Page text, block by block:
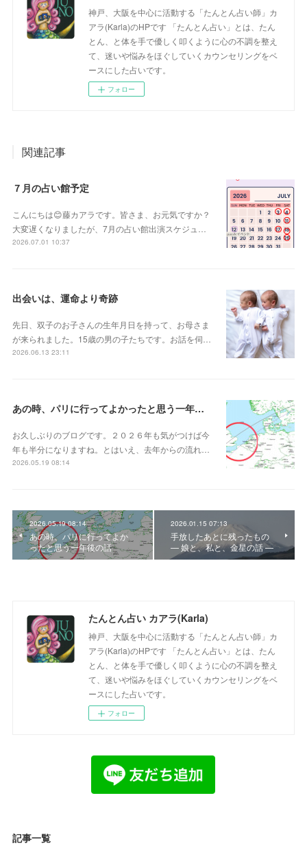
神戸、大阪を中心に活動する「たんとん占い師」カ
アラ(Karla)のHPです 「たんとん占い」とは、たん
とん、と体を手で優しく叩くように心の不調を整え
て、迷いや悩みをほぐしていくカウンセリングをベ
ースにした占いです。
フォロー
関連記事
７月の占い館予定
こんにちは😊藤カアラです。皆さま、お元気ですか？
大変遅くなりましたが、7月の占い館出演スケジュ…
2026.07.01 10:37
出会いは、運命より奇跡
先日、双子のお子さんの生年月日を持って、お母さま
が来られました。15歳の男の子たちです。お話を伺…
2026.06.13 23:11
あの時、パリに行ってよかったと思う一年後の話
お久しぶりのブログです。２０２６年も気がつけば今
年も半分になりますね。とはいえ、去年からの流れ…
2026.05.19 08:14
2026.05.19 08:14
あの時、パリに行ってよか
ったと思う一年後の話
2026.01.15 07:13
手放したあとに残ったもの
— 娘と、私と、金星の話 —
たんとん占い カアラ(Karla)
神戸、大阪を中心に活動する「たんとん占い師」カ
アラ(Karla)のHPです 「たんとん占い」とは、たん
とん、と体を手で優しく叩くように心の不調を整え
て、迷いや悩みをほぐしていくカウンセリングをベ
ースにした占いです。
フォロー
記事一覧